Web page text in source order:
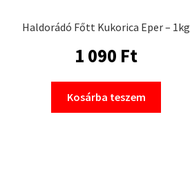
Haldorádó Főtt Kukorica Eper – 1kg
1 090 Ft
Kosárba teszem